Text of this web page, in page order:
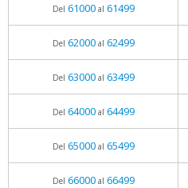
Del 61000al 61499
Del 62000al 62499
Del 63000al 63499
Del 64000al 64499
Del 65000al 65499
Del 66000al 66499